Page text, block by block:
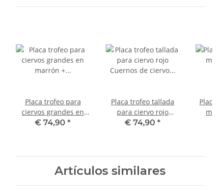
Placa trofeo para
ciervos grandes en
marrón + tallada en
€ 74,90 *
Placa trofeo tallada
para ciervo rojo
Cuernos de ciervo
€ 74,90 *
Placa
Artículos similares